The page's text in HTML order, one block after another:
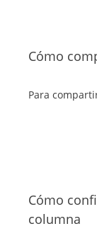
Cómo
Para
Cómo
columna